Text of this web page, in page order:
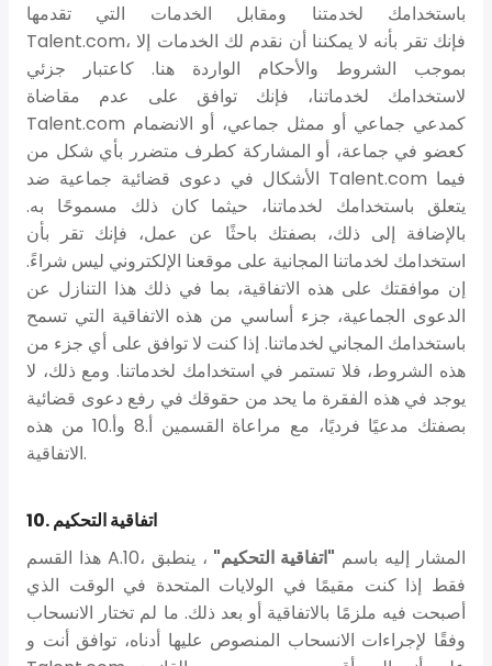
باستخدامك لخدمتنا ومقابل الخدمات التي تقدمها
Talent.com، فإنك تقر بأنه لا يمكننا أن نقدم لك الخدمات إلا
بموجب الشروط والأحكام الواردة هنا. كاعتبار جزئي
لاستخدامك لخدماتنا، فإنك توافق على عدم مقاضاة
Talent.com كمدعي جماعي أو ممثل جماعي، أو الانضمام
كعضو في جماعة، أو المشاركة كطرف متضرر بأي شكل من
الأشكال في دعوى قضائية جماعية ضد Talent.com فيما
يتعلق باستخدامك لخدماتنا، حيثما كان ذلك مسموحًا به.
بالإضافة إلى ذلك، بصفتك باحثًا عن عمل، فإنك تقر بأن
استخدامك لخدماتنا المجانية على موقعنا الإلكتروني ليس شراءً.
إن موافقتك على هذه الاتفاقية، بما في ذلك هذا التنازل عن
الدعوى الجماعية، جزء أساسي من هذه الاتفاقية التي تسمح
باستخدامك المجاني لخدماتنا. إذا كنت لا توافق على أي جزء من
هذه الشروط، فلا تستمر في استخدامك لخدماتنا. ومع ذلك، لا
يوجد في هذه الفقرة ما يحد من حقوقك في رفع دعوى قضائية
بصفتك مدعيًا فرديًا، مع مراعاة القسمين أ.8 وأ.10 من هذه
الاتفاقية.
10. اتفاقية التحكيم
هذا القسم A.10، المشار إليه باسم "اتفاقية التحكيم" ، ينطبق
فقط إذا كنت مقيمًا في الولايات المتحدة في الوقت الذي
أصبحت فيه ملزمًا بالاتفاقية أو بعد ذلك. ما لم تختار الانسحاب
وفقًا لإجراءات الانسحاب المنصوص عليها أدناه، توافق أنت و